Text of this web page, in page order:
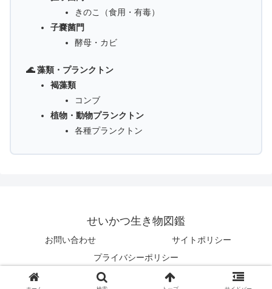
きのこ（食用・有毒）
子嚢菌門
酵母・カビ
🌊 藻類・プランクトン
褐藻類
コンブ
植物・動物プランクトン
各種プランクトン
せいかつ生き物図鑑
お問い合わせ
サイトポリシー
プライバシーポリシー
© 2025 せいかつ生き物図鑑.